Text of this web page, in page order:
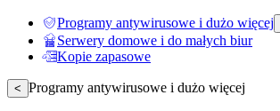
Programy antywirusowe i dużo więcej
Serwery domowe i do małych biur
Kopie zapasowe
< Programy antywirusowe i dużo więcej